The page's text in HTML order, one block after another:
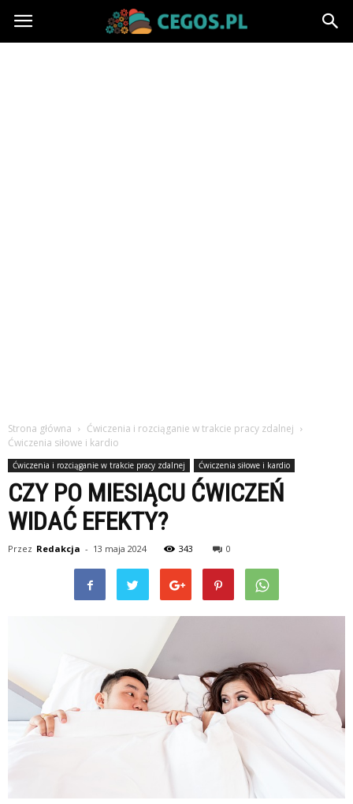
Cegos.pl
Strona główna
Ćwiczenia i rozciąganie w trakcie pracy zdalnej
Ćwiczenia siłowe i kardio
Ćwiczenia i rozciąganie w trakcie pracy zdalnej Ćwiczenia siłowe i kardio
CZY PO MIESIĄCU ĆWICZEŃ
WIDAĆ EFEKTY?
Przez Redakcja - 13 maja 2024 343 0